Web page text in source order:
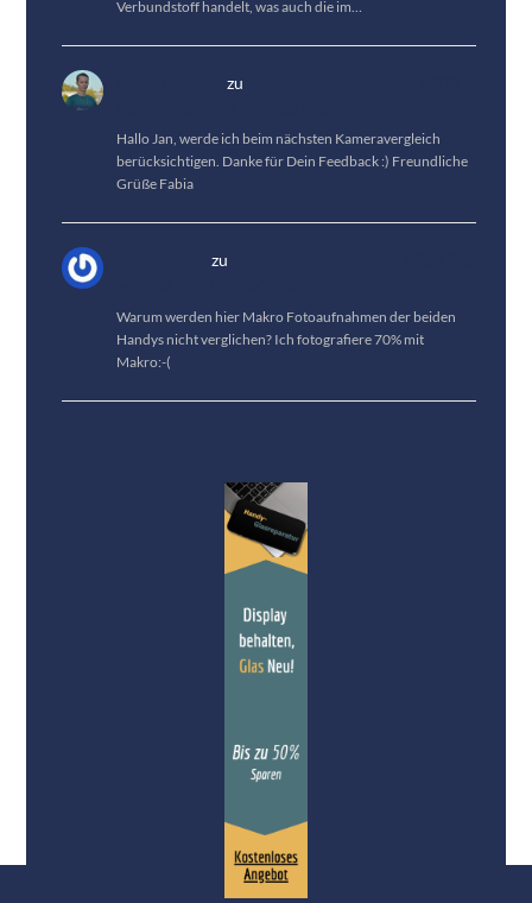
Verbundstoff handelt, was auch die im…
zu
Hallo Jan, werde ich beim nächsten Kameravergleich
berücksichtigen. Danke für Dein Feedback :) Freundliche
Grüße Fabia
zu
Warum werden hier Makro Fotoaufnahmen der beiden
Handys nicht verglichen? Ich fotografiere 70% mit
Makro:-(